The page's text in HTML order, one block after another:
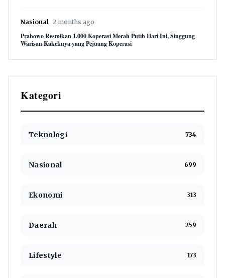
Nasional 2 months ago
Prabowo Resmikan 1.000 Koperasi Merah Putih Hari Ini, Singgung
Warisan Kakeknya yang Pejuang Koperasi
Kategori
Teknologi 734
Nasional 699
Ekonomi 313
Daerah 259
Lifestyle 173